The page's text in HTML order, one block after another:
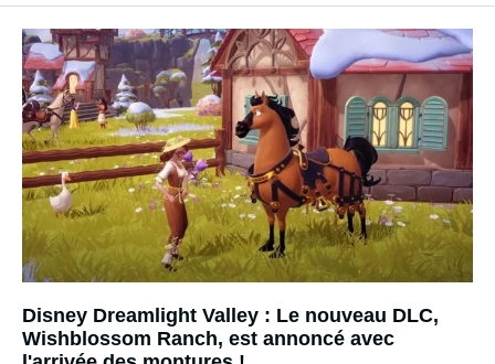
Disney Dreamlight Valley : Le nouveau DLC,
Wishblossom Ranch, est annoncé avec